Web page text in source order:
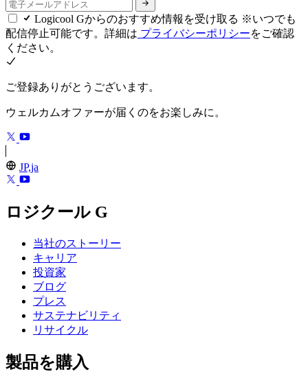
Logicool Gからのおすすめ情報を受け取る ※いつでも
配信停止可能です。詳細は プライバシーポリシーをご確認
ください。
ご登録ありがとうございます。
ウェルカムオファーが届くのをお楽しみに。
JP,ja
ロジクール G
当社のストーリー
キャリア
投資家
ブログ
プレス
サステナビリティ
リサイクル
製品を購入